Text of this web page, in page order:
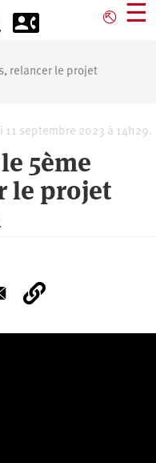
⎋ ☰
relancer le projet
11 septembre 2023 à 14h29.
5ème
le projet